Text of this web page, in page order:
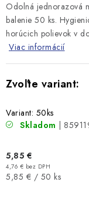
Odolná jednorazová
balenie 50 ks.
horúcich polievok v
Viac informácií
Variant: 50ks
Skladom
|
5,85 €
4,76 € bez DPH
Jednotková
5,85 € / 50 ks